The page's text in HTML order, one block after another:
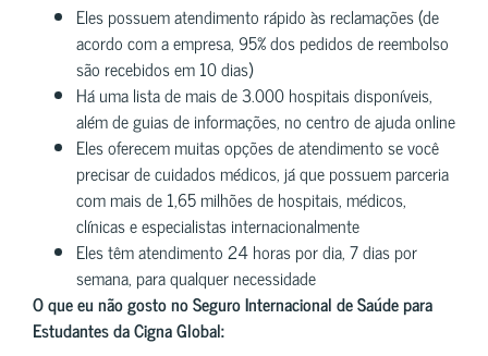
Eles possuem atendimento rápido às reclamações (de
acordo com a empresa, 95% dos pedidos de reembolso
são recebidos em 10 dias)
Há uma lista de mais de 3.000 hospitais disponíveis,
além de guias de informações, no centro de ajuda online
Eles oferecem muitas opções de atendimento se você
precisar de cuidados médicos, já que possuem parceria
com mais de 1,65 milhões de hospitais, médicos,
clínicas e especialistas internacionalmente
Eles têm atendimento 24 horas por dia, 7 dias por
semana, para qualquer necessidade
O que eu não gosto no Seguro Internacional de Saúde para
Estudantes da Cigna Global: